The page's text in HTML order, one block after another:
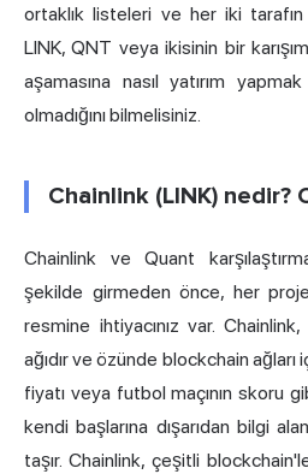
ortaklık listeleri ve her iki
LINK, QNT veya ikisinin bir
aşamasına nasıl yatırım
olmadığını bilmelisiniz.
Chainlink (LINK) nedir?
Chainlink ve Quant
şekilde girmeden önce, her
resmine ihtiyacınız var.
ağıdır ve özünde blockchain ağları
fiyatı veya futbol maçının skoru
kendi başlarına dışarıdan bilgi
taşır. Chainlink, çeşitli